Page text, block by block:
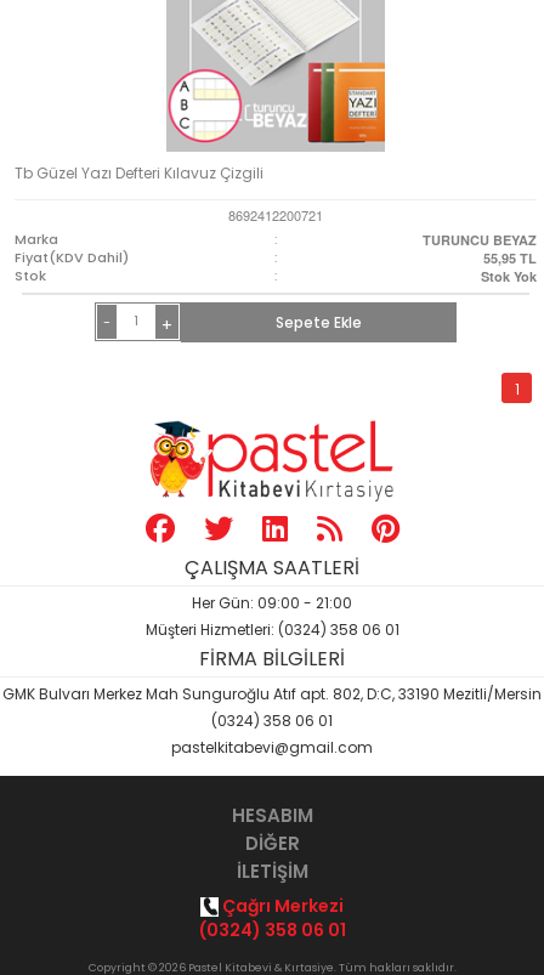
Tb Güzel Yazı Defteri Kılavuz Çizgili
8692412200721
Marka
: TURUNCU BEYAZ
Fiyat(KDV Dahil) : 55,95 TL
Stok : Stok Yok
- + Sepete Ekle
1
ÇALIŞMA SAATLERİ
Her Gün: 09:00 - 21:00
Müşteri Hizmetleri: (0324) 358 06 01
FİRMA BİLGİLERİ
GMK Bulvarı Merkez Mah Sunguroğlu Atıf apt. 802, D:C, 33190 Mezitli/Mersin
(0324) 358 06 01
pastelkitabevi@gmail.com
HESABIM
DİĞER
İLETİŞİM
Çağrı Merkezi
(0324) 358 06 01
Copyright © 2026 Pastel Kitabevi & Kırtasiye. Tüm hakları saklıdır.